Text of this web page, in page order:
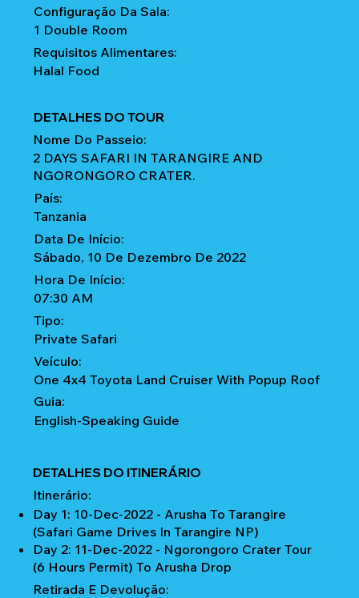
Configuração Da Sala:
1 Double Room
Requisitos Alimentares:
Halal Food
DETALHES DO TOUR
Nome Do Passeio:
2 DAYS SAFARI IN TARANGIRE AND
NGORONGORO CRATER.
País:
Tanzania
Data De Início:
Sábado, 10 De Dezembro De 2022
Hora De Início:
07:30 AM
Tipo:
Private Safari
Veículo:
One 4x4 Toyota Land Cruiser With Popup Roof
Guia:
English-Speaking Guide
DETALHES DO ITINERÁRIO
Itinerário:
Day 1: 10-Dec-2022 - Arusha To Tarangire
(Safari Game Drives In Tarangire NP)
Day 2: 11-Dec-2022 - Ngorongoro Crater Tour
(6 Hours Permit) To Arusha Drop
Retirada E Devolução: